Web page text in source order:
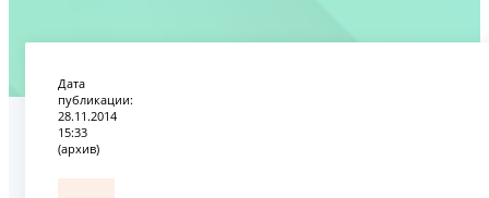
Дата
публикации:
28.11.2014
15:33
(архив)